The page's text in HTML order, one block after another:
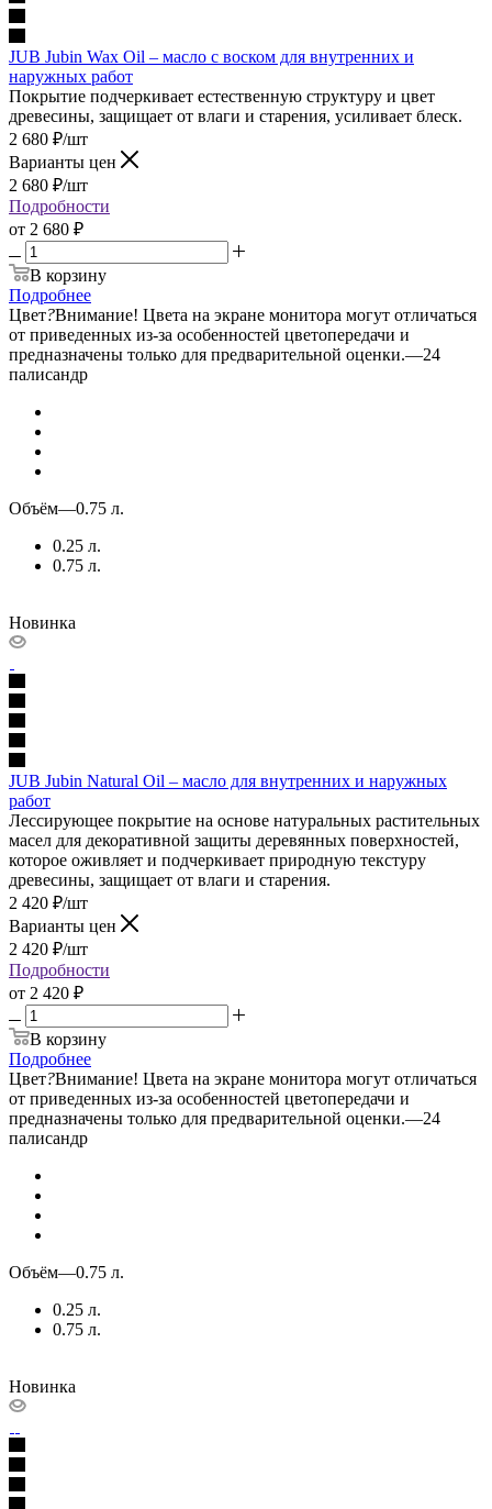
JUB Jubin Wax Oil – масло с воском для внутренних и
наружных работ
Покрытие подчеркивает естественную структуру и цвет
древесины, защищает от влаги и старения, усиливает блеск.
2 680 ₽/шт
Варианты цен
2 680 ₽/шт
Подробности
от 2 680 ₽
В корзину
Подробнее
Цвет?Внимание! Цвета на экране монитора могут отличаться
от приведенных из-за особенностей цветопередачи и
предназначены только для предварительной оценки.—24
палисандр
Объём—0.75 л.
0.25 л.
0.75 л.
Новинка
JUB Jubin Natural Oil – масло для внутренних и наружных
работ
Лессирующее покрытие на основе натуральных растительных
масел для декоративной защиты деревянных поверхностей,
которое оживляет и подчеркивает природную текстуру
древесины, защищает от влаги и старения.
2 420 ₽/шт
Варианты цен
2 420 ₽/шт
Подробности
от 2 420 ₽
В корзину
Подробнее
Цвет?Внимание! Цвета на экране монитора могут отличаться
от приведенных из-за особенностей цветопередачи и
предназначены только для предварительной оценки.—24
палисандр
Объём—0.75 л.
0.25 л.
0.75 л.
Новинка